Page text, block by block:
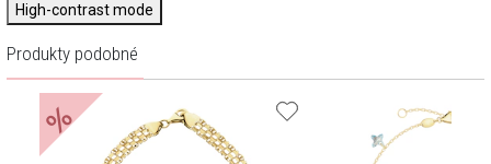
High-contrast mode
Produkty podobné
%